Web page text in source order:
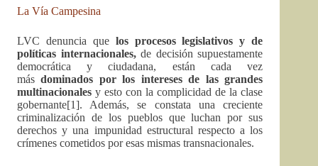
La Vía Campesina
LVC denuncia que los procesos legislativos y de
políticas internacionales,de decisión supuestamente
democrática y ciudadana, están cada vez
másdominados por los intereses de las grandes
multinacionalesy esto con la complicidad de la clase
gobernante[1]. Además, se constata una creciente
criminalización de los pueblos que luchan por sus
derechos y una impunidad estructural respecto a los
crímenes cometidos por esas mismas transnacionales.